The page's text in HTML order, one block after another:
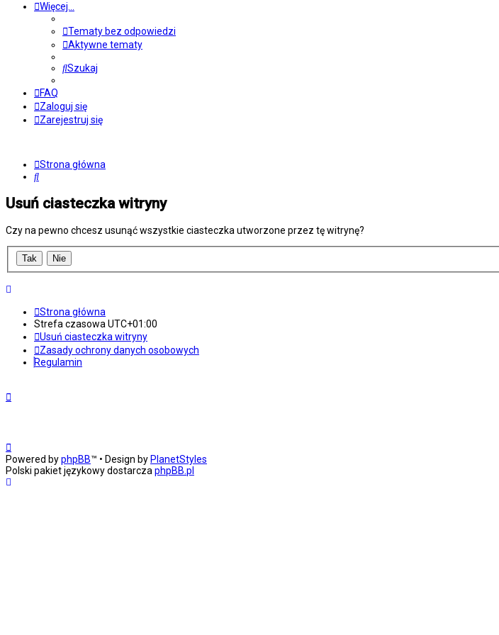
Więcej…
Tematy bez odpowiedzi
Aktywne tematy
Szukaj
FAQ
Zaloguj się
Zarejestruj się
Strona główna
Szukaj
Usuń ciasteczka witryny
Czy na pewno chcesz usunąć wszystkie ciasteczka utworzone przez tę witrynę?
Strona główna
Strefa czasowaUTC+01:00
Usuń ciasteczka witryny
Zasady ochrony danych osobowych
Regulamin
Powered byphpBB™ • Design by PlanetStyles
Polski pakiet językowy dostarczaphpBB.pl